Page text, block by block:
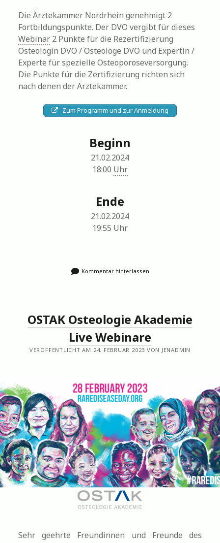
Die Ärztekammer Nordrhein genehmigt 2
Fortbildungspunkte. Der DVO vergibt für dieses
Webinar 2 Punkte für die Rezertifizierung
Osteologin DVO / Osteologe DVO und Expertin /
Experte für spezielle Osteoporoseversorgung.
Die Punkte für die Zertifizierung richten sich
nach denen der Ärztekammer.
Zum Programm und zur Anmeldung
Beginn
21.02.2024
18:00 Uhr
Ende
21.02.2024
19:55 Uhr
Kommentar hinterlassen
OSTAK Osteologie Akademie
Live Webinare
VERÖFFENTLICHT AM 24. FEBRUAR 2023 VON JENADMIN
Sehr geehrte Freundinnen und Freunde des